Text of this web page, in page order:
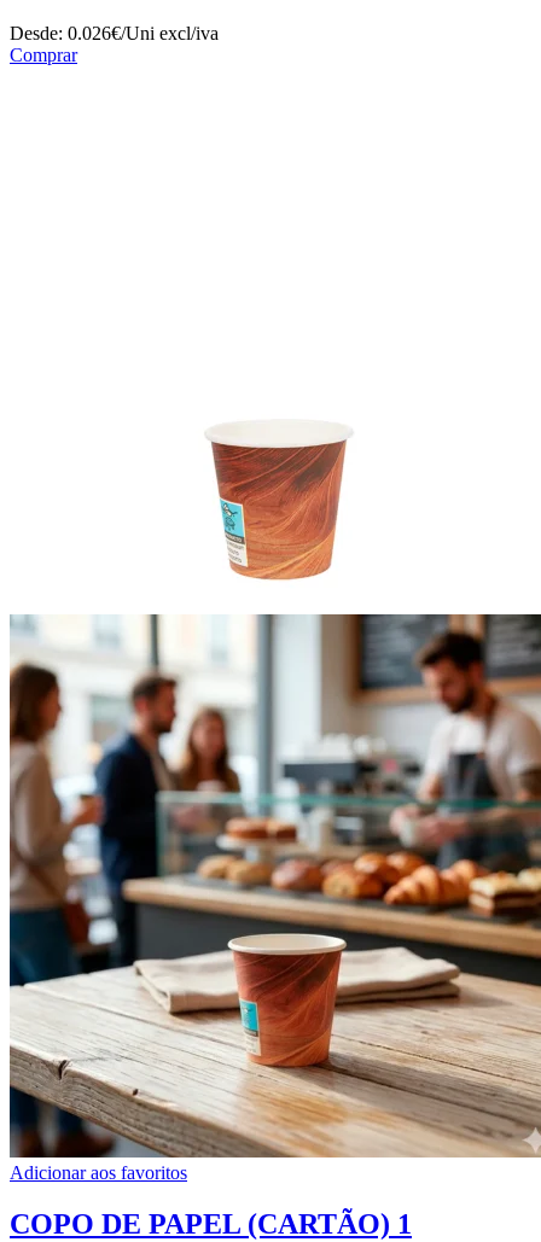
Desde: 0.026€/Uni excl/iva
Comprar
Adicionar aos favoritos
COPO DE PAPEL (CARTÃO) 1